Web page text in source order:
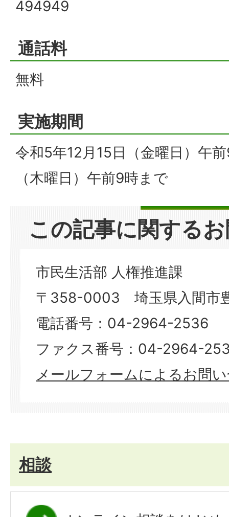
494949
通話料
無料
実施期間
令和5年12月15日（金曜日）午
（木曜日）午前9時まで
この記事に関する
市民生活部 人権推進課
〒358-0003 埼玉県入間市
電話番号：04-2964-2536
ファクス番号：04-2964-
メールフォームによるお問
相談